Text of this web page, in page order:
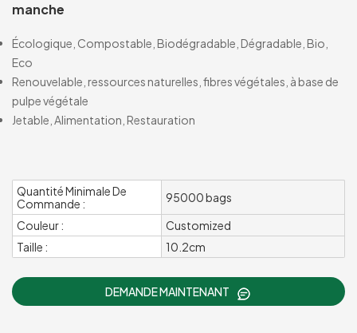
manche
Écologique, Compostable, Biodégradable, Dégradable, Bio,
Eco
Renouvelable, ressources naturelles, fibres végétales, à base de
pulpe végétale
Jetable, Alimentation, Restauration
Quantité Minimale De
Commande :
95000 bags
Couleur :
Customized
Taille :
10.2cm
DEMANDE MAINTENANT